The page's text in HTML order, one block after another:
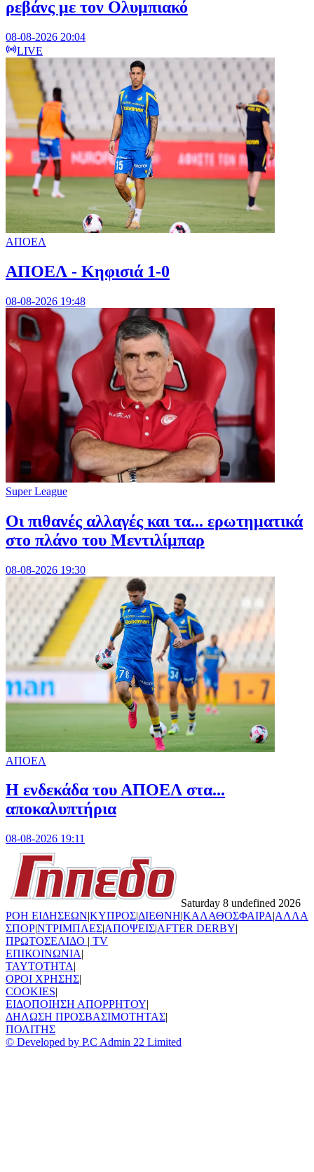
ρεβάνς με τον Ολυμπιακό
08-08-2026 20:04
LIVE
ΑΠΟΕΛ
ΑΠΟΕΛ - Κηφισιά 1-0
08-08-2026 19:48
Super League
Οι πιθανές αλλαγές και τα... ερωτηματικά
στο πλάνο του Μεντιλίμπαρ
08-08-2026 19:30
ΑΠΟΕΛ
Η ενδεκάδα του ΑΠΟΕΛ στα...
αποκαλυπτήρια
08-08-2026 19:11
Saturday 8 undefined 2026
ΡΟΗ ΕΙΔΗΣΕΩΝ|ΚΥΠΡΟΣ|ΔΙΕΘΝΗ|ΚΑΛΑΘΟΣΦΑΙΡΑ|ΑΛΛΑ
ΣΠΟΡ|ΝΤΡΙΜΠΛΕΣ|ΑΠΟΨΕΙΣ|AFTER DERBY|
ΠΡΩΤΟΣΕΛΙΔΟ | TV
ΕΠΙΚΟΙΝΩΝΙΑ|
TAYTOTHTA|
ΟΡΟΙ ΧΡΗΣΗΣ|
COOKIES|
ΕΙΔΟΠΟΙΗΣΗ ΑΠΟΡΡΗΤΟΥ|
ΔΗΛΩΣΗ ΠΡΟΣΒΑΣΙΜΟΤΗΤΑΣ|
ΠΟΛΙΤΗΣ
© Developed by P.C Admin 22 Limited